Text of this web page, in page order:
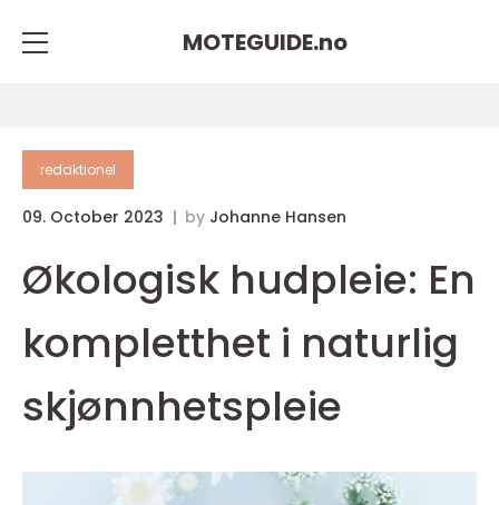
MOTEGUIDE.no
redaktionel
09. October 2023 by Johanne Hansen
Økologisk hudpleie: En
kompletthet i naturlig
skjønnhetspleie